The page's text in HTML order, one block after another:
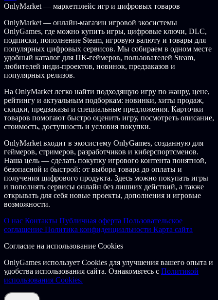
Находите и коллекционируйте обычные и магические, редкие
и эпические предметы с совершенно случайными свойствами,
а также особенно ценные легендарные вещи с более чем 200
уникальными модификаторами.
Находки можно усиливать с помощью системы бесконечного
улучшения!
Коллекционирование и развитие
Открывайте умения, улучшения и врожденные возможности,
ищите эпические предметы и собирайте Слормобои, чтобы
создавать из них смертоносные комбинации, идеально
подходящие к вашему стилю игры!
Коллекционирование и развитиеиграют важнейшую роль в
The Slormancer, так что вы в любой момент сможете менять
открытые умения, а также собранные Слормобои и предметы,
причем они будут доступны персонажам всех 3 классов!
Столь уникальнаявариативностьпозволит вам в любой
момент буквально на ходу переключаться между разными
комбинациями и стилями игры.
Процедурно создаваемые приключения!
Побеждайте орды уникальных монстров, элитных врагов и
боссов с более чем 40 особыми качествами во время разных
процедурно генерируемых прохождений и выслеживайте
военачальников Слорманта в 7 разных изменяемых
окружениях. У вас всегда будет достаточно дел и монстров для
СТОЙТЕ! ЭТО ЕЩЕ НЕ ВСЁ!
Саундтрек настолько бесподобен, что вы больше не
станете слушать никакую другую музыку.
OnlyMarket — маркетплейс игр и цифровых товаров
OnlyMarket — онлайн-магазин игровой экосистемы
OnlyGames, где можно купить игры, цифровые ключи, DLC,
подписки, пополнение Steam, игровую валюту и товары для
популярных цифровых сервисов. Мы собираем в одном месте
удобный каталог для ПК-геймеров, пользователей Steam,
любителей инди-проектов, новинок, предзаказов и
популярных релизов.
На OnlyMarket легко найти подходящую игру по жанру, цене,
рейтингу и актуальным подборкам: новинки, хиты продаж,
скидки, предзаказы и специальные предложения. Карточки
товаров помогают быстро оценить игру, посмотреть описание,
стоимость, доступность и условия покупки.
OnlyMarket входит в экосистему OnlyGames, созданную для
геймеров, стримеров, разработчиков и киберспортсменов.
Наша цель — сделать покупку игрового контента понятной,
безопасной и быстрой: от выбора товара до оплаты и
получения цифрового продукта. Здесь можно покупать игры
и пополнять сервисы онлайн без лишних действий, а также
открывать для себя новые проекты, дополнения и игровые
возможности.
О нас Контакты Публичная оферта Пользовательское
соглашение Политика конфиденциальности Карта сайта
Согласие на использование Cookies
OnlyGames использует Cookies для улучшения вашего опыта и
удобства использования сайта. Ознакомьтесь с Политикой
использования Cookies.